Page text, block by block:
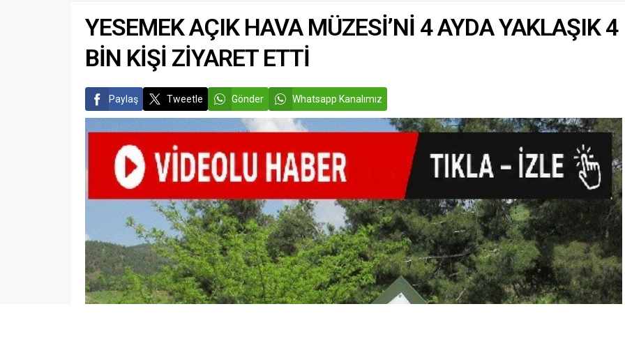
kabirleri ziyaret edilerek, kendileri
ve aileleri için...
YESEMEK AÇIK HAVA MÜZESİ’Nİ 4 AYDA YAKLAŞIK 4
BİN KİŞİ ZİYARET ETTİ
Paylaş Tweetle Gönder Whatsapp Kanalımız